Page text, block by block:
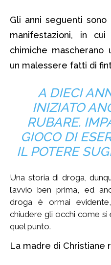
Gli anni seguenti
manifestazioni, in
chimiche mascherano
un malessere fatti di
A DIECI
INIZIATO
RUBARE.
GIOCO DI
IL POTERE
Una storia di droga,
l’avvio ben prima, ed
droga è ormai
chiudere gli occhi come
quel punto.
La madre di Christiane